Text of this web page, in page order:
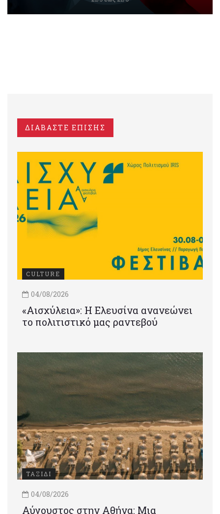
ΔΙΑΒΑΣΤΕ ΕΠΙΣΗΣ
CULTURE
04/08/2026
«Αισχύλεια»: Η Ελευσίνα ανανεώνει
το πολιτιστικό μας ραντεβού
ΤΑΞΙΔΙ
04/08/2026
Αύγουστος στην Αθήνα: Μια